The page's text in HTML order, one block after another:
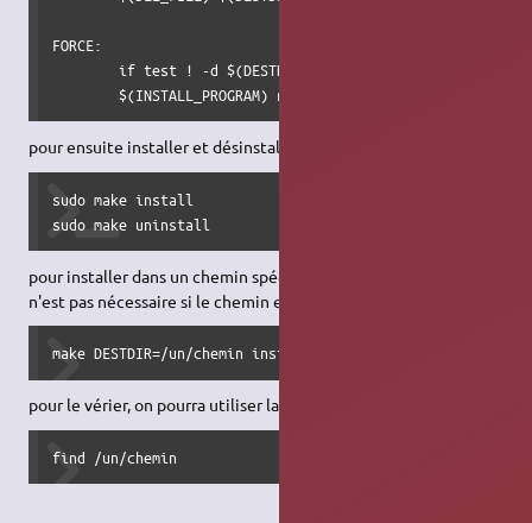
FORCE:
	if test ! -d $(DESTDIR)/usr/bin ;then $(MKDIR) $(DESTDIR)/usr/bin; fi
	$(INSTALL_PROGRAM) nomDuProjet $(DESTDIR)/usr/bin
pour ensuite installer et désinstaller:
sudo make install
sudo make uninstall
pour installer dans un chemin spécifique, la commande sudo
n'est pas nécessaire si le chemin est dans le dossier personnel:
make DESTDIR=/un/chemin install
pour le vérier, on pourra utiliser la commande find:
find /un/chemin